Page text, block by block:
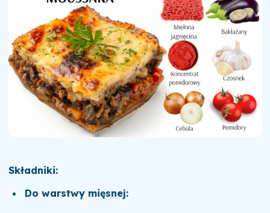
Składniki:
Do warstwy mięsnej: